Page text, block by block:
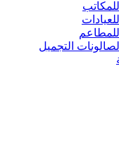
التجميل